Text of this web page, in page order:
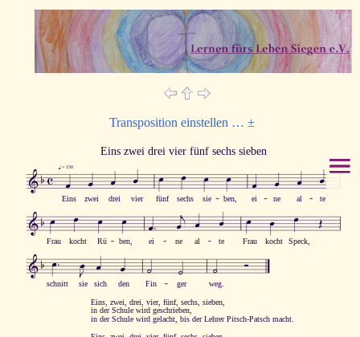
Transposition einstellen … ±
Eins zwei drei vier fünf sechs sieben
 

  



 
Eins zwei drei vier fünf sechs sie ben, ei ne al te
= 150
  
  

 
  
Frau kocht Rü ben, ei ne al te Frau kocht Speck,
 



  
 
schnitt sie sich den Fin ger weg.
Eins, zwei, drei, vier, fünf, sechs, sieben,
in der Schule wird geschrieben,
in der Schule wird gelacht, bis der Lehrer Pitsch-Patsch macht.